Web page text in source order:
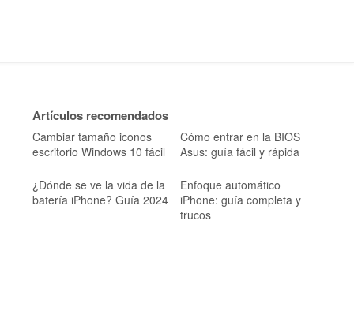
Artículos recomendados
Cambiar tamaño iconos
escritorio Windows 10 fácil
Cómo entrar en la BIOS
Asus: guía fácil y rápida
¿Dónde se ve la vida de la
batería iPhone? Guía 2024
Enfoque automático
iPhone: guía completa y
trucos